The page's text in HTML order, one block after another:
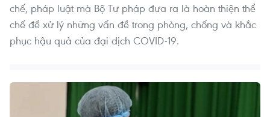
chế, pháp luật mà Bộ Tư pháp đưa ra là hoàn thiện thể
chế để xử lý những vấn đề trong phòng, chống và khắc
phục hậu quả của đại dịch COVID-19.